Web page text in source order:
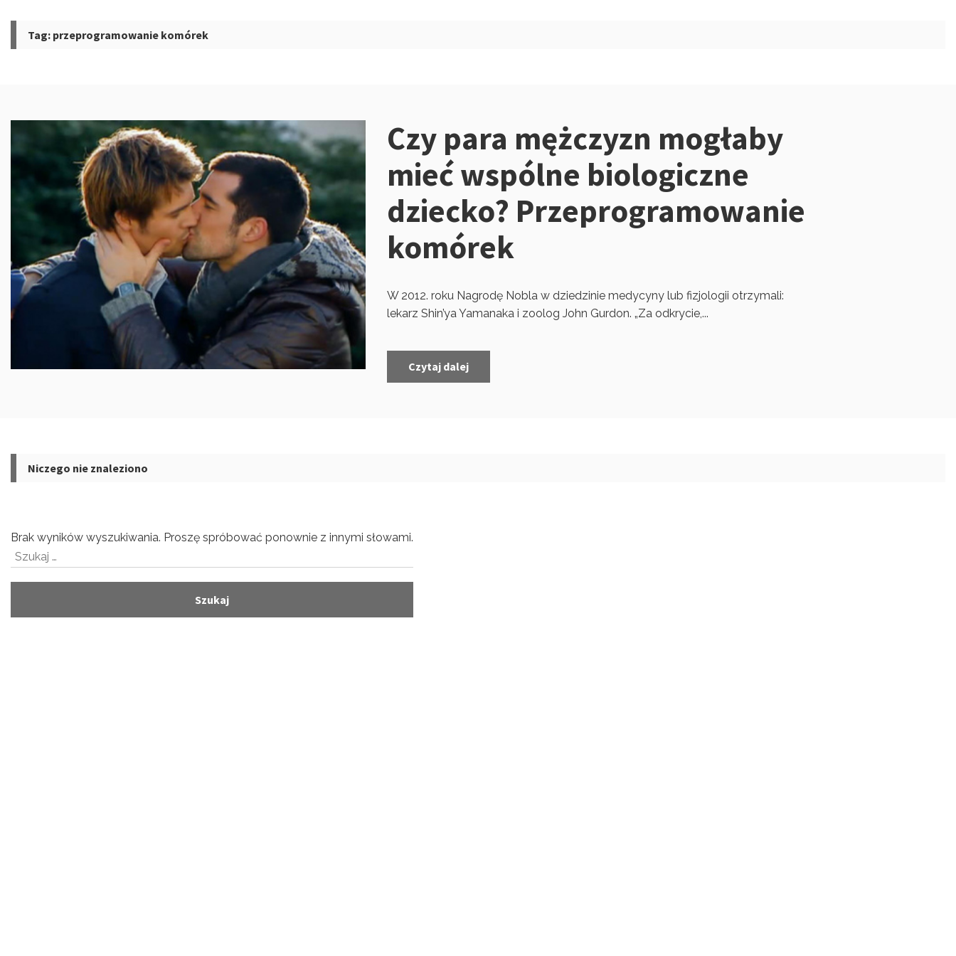
Tag: przeprogramowanie komórek
Czy para mężczyzn mogłaby
mieć wspólne biologiczne
dziecko? Przeprogramowanie
komórek
W 2012. roku Nagrodę Nobla w dziedzinie medycyny lub fizjologii otrzymali:
lekarz Shin’ya Yamanaka i zoolog John Gurdon. „Za odkrycie,...
Czytaj dalej
Niczego nie znaleziono
Brak wyników wyszukiwania. Proszę spróbować ponownie z innymi słowami.
Szukaj: